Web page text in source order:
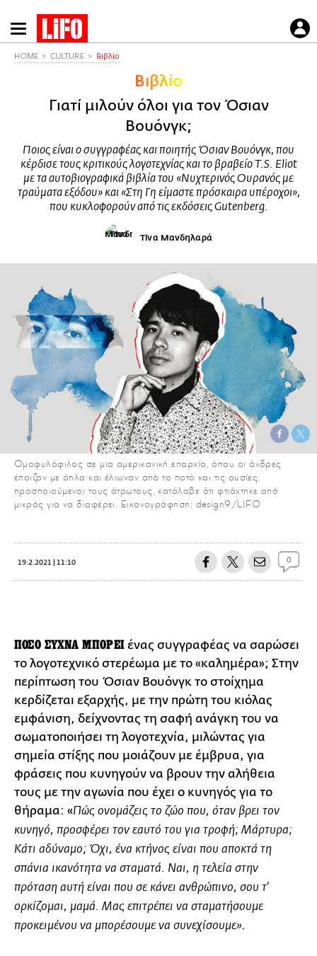
Παράκαμψη
προς
HOME CULTURE Βιβλίο
Βιβλίο
Γιατί μιλούν όλοι για τον Όσιαν
Βουόνγκ;
Ποιος είναι ο συγγραφέας και ποιητής Όσιαν Βουόνγκ, που
κέρδισε τους κριτικούς λογοτεχνίας και το βραβείο T.S. Eliot
με τα αυτοβιογραφικά βιβλία του «Νυχτερινός Ουρανός με
τραύματα εξόδου» και «Στη Γη είμαστε πρόσκαιρα υπέροχοι»,
που κυκλοφορούν από τις εκδόσεις Gutenberg.
Τίνα Μανδηλαρά
Ομοφυλόφιλος σε μια αμερικανική επαρχία, όπου οι άνδρες
έπαιζαν με όπλα και έλιωναν από το ποτό και τις ουσίες,
προσποιούμενοι τους άτρωτους, κατάλαβε ότι φτιάχτηκε από
μικρός για να διαφέρει. Εικονογράφηση: design9/LIFO
19.2.2021 | 11:10 0
ΠΟΣΟ ΣΥΧΝΑ ΜΠΟΡΕΙένας συγγραφέας να σαρώσει
το λογοτεχνικό στερέωμα με το «καλημέρα»; Στην
περίπτωση του Όσιαν Βουόνγκ το στοίχημα
κερδίζεται εξαρχής, με την πρώτη του κιόλας
εμφάνιση, δείχνοντας τη σαφή ανάγκη του να
σωματοποιήσει τη λογοτεχνία, μιλώντας για
σημεία στίξης που μοιάζουν με έμβρυα, για
φράσεις που κυνηγούν να βρουν την αλήθεια
τους με την αγωνία που έχει ο κυνηγός για το
θήραμα: «Πώς ονομάζεις το ζώο που, όταν βρει τον
κυνηγό, προσφέρει τον εαυτό του για τροφή; Μάρτυρα;
Κάτι αδύναμο; Όχι, ένα κτήνος είναι που αποκτά τη
σπάνια ικανότητα να σταματά. Ναι, η τελεία στην
πρόταση αυτή είναι που σε κάνει ανθρώπινο, σου τ'
ορκίζομαι, μαμά. Μας επιτρέπει να σταματήσουμε
προκειμένου να μπορέσουμε να συνεχίσουμε».